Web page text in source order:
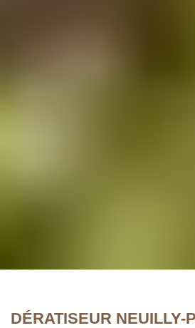
DÉRATISEUR NEUILLY-